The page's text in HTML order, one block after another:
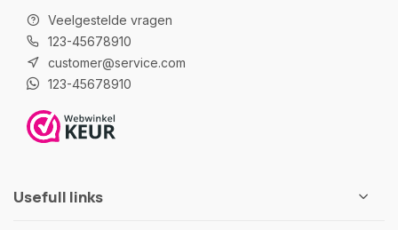
Veelgestelde vragen
123-45678910
customer@service.com
123-45678910
Usefull links